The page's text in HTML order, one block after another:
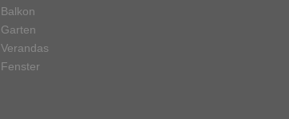
Balkon
Garten
Verandas
Fenster